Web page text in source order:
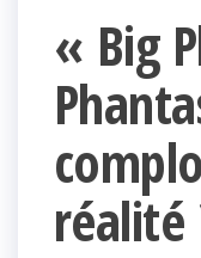
« Big
réalité